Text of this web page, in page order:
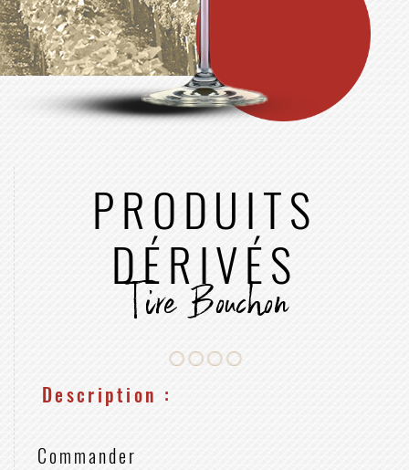
PRODUITS
DÉRIVÉS
Tire Bouchon
Description :
Commander